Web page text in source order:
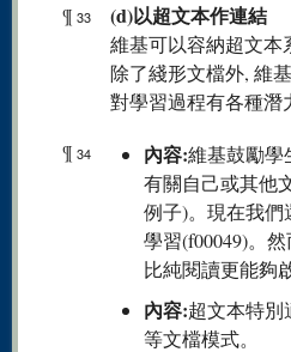
¶ 33 (d)以超文本作連結
維基可以容納超文本
除了綫形文檔外, 維
對學習過程有各種潛
¶ 34 內容:維基鼓勵學
有關自己或其他
例子)。現在我
學習(f00049)。
比純閱讀更能夠
內容:超文本特別
等文檔模式。